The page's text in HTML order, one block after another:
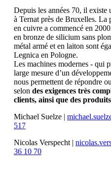
Depuis les années 70, il existe
à Ternat près de Bruxelles. La
en cuivre a commencé en
en bronze de silicium sans
métal armé et en laiton sont
Legnica en Pologne.
Les machines modernes - qui
large mesure d’un
nous permettent de répondre
selon des exigences très
clients, ainsi que des
Michael Suelze |
517
Nicolas Verspecht |
36 10 70